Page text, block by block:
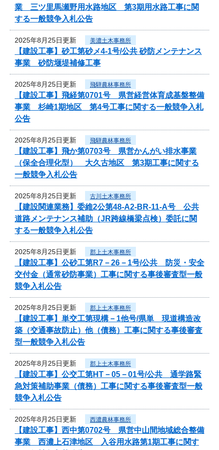
業 三ツ里馬瀬野用水路地区 第3期用水路工事に関
する一般競争入札公告
2025年8月25日更新 美濃土木事務所
【建設工事】砂工第砂メ4-1号/公共 砂防メンテナンス
事業 砂防堰堤補修工事
2025年8月25日更新 飛騨農林事務所
【建設工事】飛経第0701号 県営経営体育成基盤整備
事業 杉崎1期地区 第4号工事に関する一般競争入札
公告
2025年8月25日更新 飛騨農林事務所
【建設工事】飛か第0703号 県営かんがい排水事業
（保全合理化型） 大久古地区 第3期工事に関する
一般競争入札公告
2025年8月25日更新 古川土木事務所
【建設関連業務】委維2公第48-A2-BR-11-A号 公共
道路メンテナンス補助（JR跨線橋梁点検）委託に関
する一般競争入札公告
2025年8月25日更新 郡上土木事務所
【建設工事】公砂工第R7－26－1号/公共 防災・安全
交付金（通常砂防事業）工事に関する事後審査型一般
競争入札公告
2025年8月25日更新 郡上土木事務所
【建設工事】単交工第現構－1他号/県単 現道構造改
築（交通事故防止）他（債務）工事に関する事後審査
型一般競争入札公告
2025年8月25日更新 郡上土木事務所
【建設工事】公交工第HT－05－01号/公共 通学路緊
急対策補助事業（債務）工事に関する事後審査型一般
競争入札公告
2025年8月25日更新 西濃農林事務所
【建設工事】西中第0702号 県営中山間地域総合整備
事業 西濃上石津地区 入谷用水路第1期工事に関す